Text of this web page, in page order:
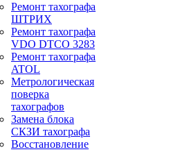
Ремонт тахографа
ШТРИХ
Ремонт тахографа
VDO DTCO 3283
Ремонт тахографа
ATOL
Метрологическая
поверка
тахографов
Замена блока
СКЗИ тахографа
Восстановление